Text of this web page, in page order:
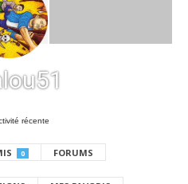
récente
0 FORUMS